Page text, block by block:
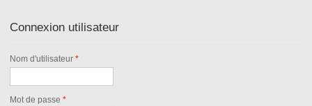
Connexion utilisateur
Nom d'utilisateur*
Mot de passe*